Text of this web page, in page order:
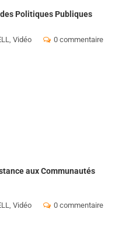
Politiques Publiques
, Vidéo 0 commentaire
aux Communautés
, Vidéo 0 commentaire